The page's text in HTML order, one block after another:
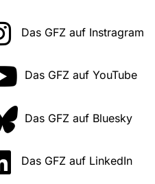
Das GFZ auf Instragram
Das GFZ auf YouTube
Das GFZ auf Bluesky
Das GFZ auf LinkedIn